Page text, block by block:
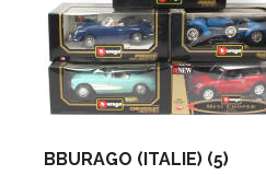
BBURAGO (ITALIE) (5)